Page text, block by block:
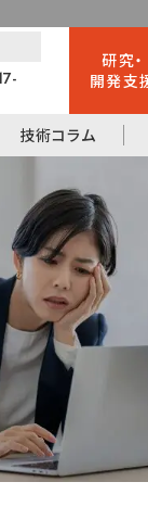
研究・
開発支
技術コラム